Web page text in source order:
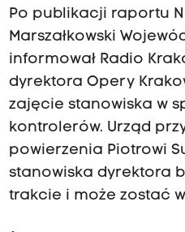
Po publikacji raportu
Marszałkowski
informował Radio
dyrektora Opery
zajęcie stanowiska w
kontrolerów. Urząd
powierzenia Piotrowi
stanowiska dyrektora
trakcie i może zostać